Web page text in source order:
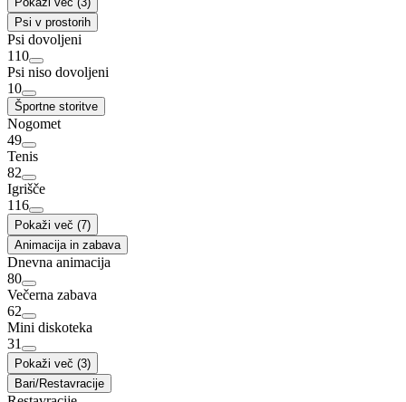
Psi v prostorih
Psi dovoljeni
110
Psi niso dovoljeni
10
Športne storitve
Nogomet
49
Tenis
82
Igrišče
116
Pokaži več (7)
Animacija in zabava
Dnevna animacija
80
Večerna zabava
62
Mini diskoteka
31
Pokaži več (3)
Bari/Restavracije